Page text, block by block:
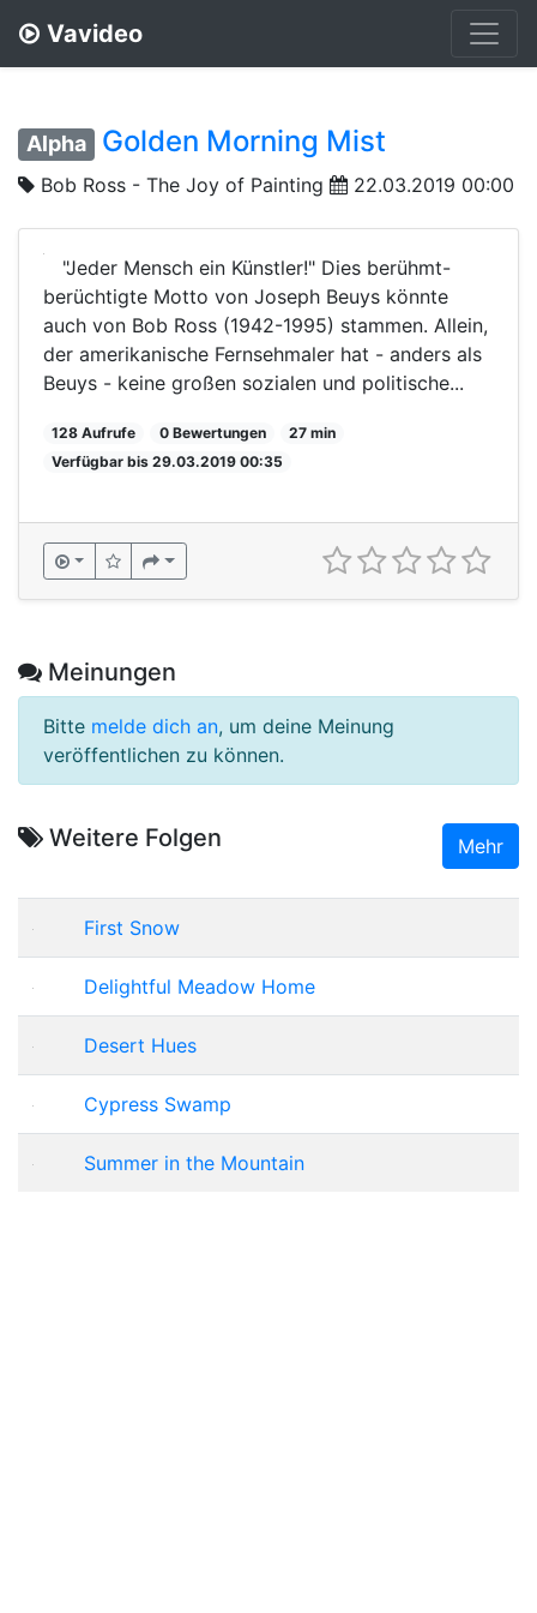
Vavideo
Alpha Golden Morning Mist
Bob Ross - The Joy of Painting 22.03.2019 00:00
"Jeder Mensch ein Künstler!" Dies berühmt-
berüchtigte Motto von Joseph Beuys könnte
auch von Bob Ross (1942-1995) stammen. Allein,
der amerikanische Fernsehmaler hat - anders als
Beuys - keine großen sozialen und politische...
128 Aufrufe 0 Bewertungen
27 min
Verfügbar bis 29.03.2019 00:35
Meinungen
Bitte melde dich an, um deine Meinung
veröffentlichen zu können.
Weitere Folgen Mehr
First Snow
Delightful Meadow Home
Desert Hues
Cypress Swamp
Summer in the Mountain